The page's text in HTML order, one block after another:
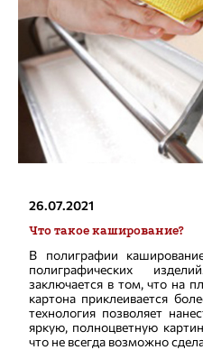
26.07.2021
Что такое каширование?
В полиграфии
полиграфических
заключается в том, что на
картона приклеивается
технология позволяет
яркую, полноцветную
что не всегда возможно